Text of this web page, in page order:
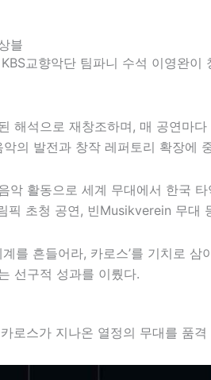
블
교향악단 팀파니 수석 이영완
해석으로 재창조하며, 매 공연마
의 발전과 창작 레퍼토리 확장에
악 활동으로 세계 무대에서 한국
픽 초청 공연, 빈Musikverein 무대
를 흔들어라, 카로스’를 기치로 삼
선구적 성과를 이뤘다.
로스가 지나온 열정의 무대를 품